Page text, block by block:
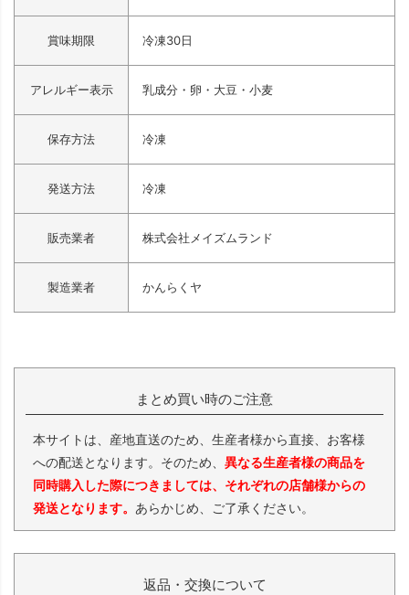
賞味期限 冷凍30日
アレルギー表示 乳成分・卵・大豆・小麦
保存方法 冷凍
発送方法 冷凍
販売業者 株式会社メイズムランド
製造業者 かんらくヤ
まとめ買い時のご注意
本サイトは、産地直送のため、生産者様から直接、お客様
への配送となります。そのため、 異なる生産者様の商品を
同時購入した際につきましては、それぞれの店舗様からの
発送となります。 あらかじめ、ご了承ください。
返品・交換について